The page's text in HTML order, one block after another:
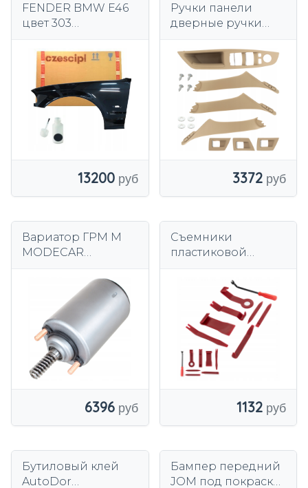
FENDER BMW E46
цвет 303
левое 98-01 седан/
универсал +
покраска
13200
Ручки панели
дверные ручки
2009-2017 полный
комплект бежевый
3372
Вариатор ГРМ M
MODECAR
бензиновых
двигателей, 2
контакта
6396
Съемники
пластиковой
1132
Бутиловый клей
AutoDor
Бампер передний
JOM под покраску